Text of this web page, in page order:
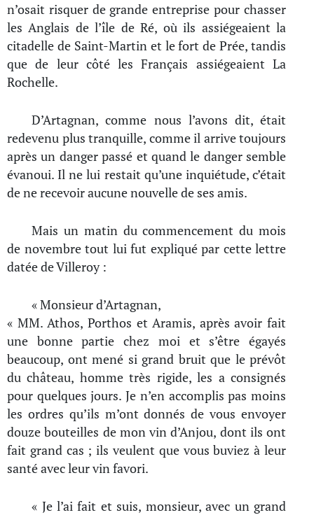
n’osait risquer de grande entreprise pour chasser
les Anglais de l’île de Ré, où ils assiégeaient la
citadelle de Saint-Martin et le fort de Prée, tandis
que de leur côté les Français assiégeaient La
Rochelle.
D’Artagnan, comme nous l’avons dit, était
redevenu plus tranquille, comme il arrive toujours
après un danger passé et quand le danger semble
évanoui. Il ne lui restait qu’une inquiétude, c’était
de ne recevoir aucune nouvelle de ses amis.
Mais un matin du commencement du mois
de novembre tout lui fut expliqué par cette lettre
datée de Villeroy :
« Monsieur d’Artagnan,
« MM. Athos, Porthos et Aramis, après avoir fait
une bonne partie chez moi et s’être égayés
beaucoup, ont mené si grand bruit que le prévôt
du château, homme très rigide, les a consignés
pour quelques jours. Je n’en accomplis pas moins
les ordres qu’ils m’ont donnés de vous envoyer
douze bouteilles de mon vin d’Anjou, dont ils ont
fait grand cas ; ils veulent que vous buviez à leur
santé avec leur vin favori.
« Je l’ai fait et suis, monsieur, avec un grand